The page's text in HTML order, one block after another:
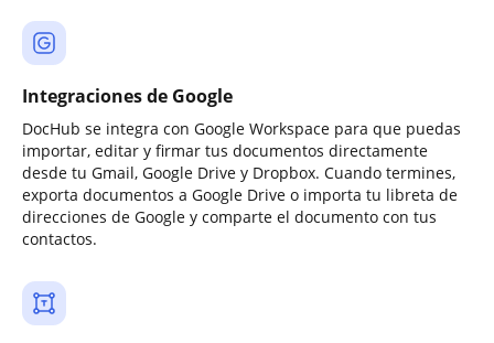
Integraciones de Google
DocHub se integra con Google Workspace para que puedas
importar, editar y firmar tus documentos directamente
desde tu Gmail, Google Drive y Dropbox. Cuando termines,
exporta documentos a Google Drive o importa tu libreta de
direcciones de Google y comparte el documento con tus
contactos.